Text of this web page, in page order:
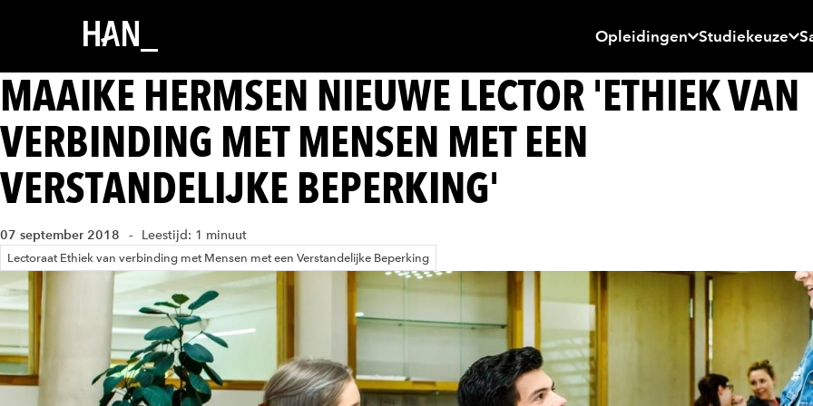
Opleidingen Studiekeuze
MAAIKE HERMSEN NIEUWE LECTOR 'ETHIEK VAN
VERBINDING MET MENSEN MET EEN
VERSTANDELIJKE BEPERKING'
07 september 2018 Leestijd: 1 minuut
Lectoraat Ethiek van verbinding met Mensen met een Verstandelijke Beperking